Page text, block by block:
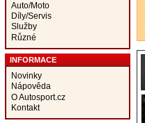
Auto/Moto
Díly/Servis
Služby
Různé
INFORMACE
Novinky
Nápověda
O Autosport.cz
Kontakt